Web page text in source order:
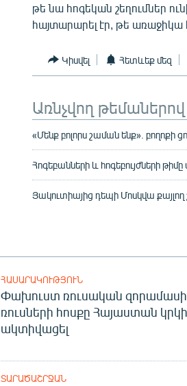
թե նա հոգեկան շեղումներ
հայտարարել էր, թե առաջիկա
Կիսվել Հետևեք մեզ
Առնչվող թեմաներով
«Մենք բոլորս շաման ենք». բողոքի
Հոգեբանների և հոգեբույժների
Յակուտիայից դեպի Մոսկվա քայլող
ՀԱՍԱՐԱԿՈՒԹՅՈՒՆ
Փախուստ ռուսական
ռուսների հոսքը Հայաստան
ակտիվացել
ՏԱՐԱԾԱՇՐՋԱՆ